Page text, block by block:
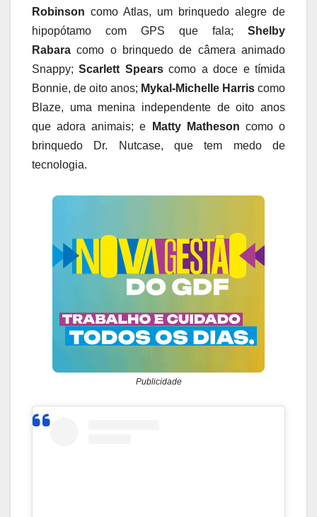
Robinson como Atlas, um brinquedo alegre de
hipopótamo com GPS que fala; Shelby
Rabara como o brinquedo de câmera animado
Snappy;Scarlett Spearscomo a doce e tímida
Bonnie, de oito anos; Mykal-Michelle Harris como
Blaze, uma menina independente de oito anos
que adora animais; e
Matty Matheson como o
brinquedo Dr. Nutcase, que tem medo de
tecnologia.
Publicidade